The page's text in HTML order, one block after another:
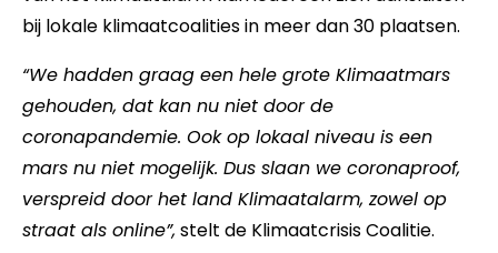
bij lokale klimaatcoalities in meer dan 30 plaatsen.
“We hadden graag een hele grote Klimaatmars
gehouden, dat kan nu niet door de
coronapandemie. Ook op lokaal niveau is een
mars nu niet mogelijk. Dus slaan we coronaproof,
verspreid door het land Klimaatalarm, zowel op
straat als online”, stelt de Klimaatcrisis Coalitie.